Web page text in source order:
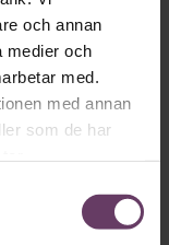
och annan
medier och
med.
med annan
som de har